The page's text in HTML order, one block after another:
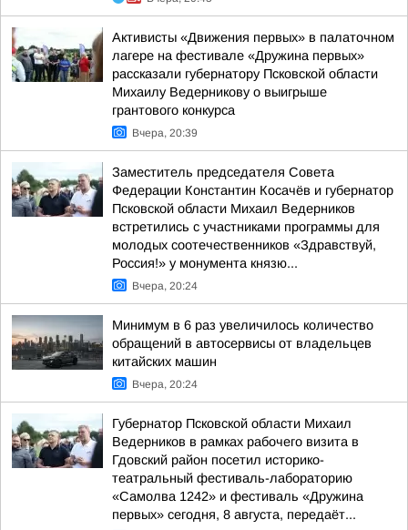
Активисты «Движения первых» в палаточном
лагере на фестивале «Дружина первых»
рассказали губернатору Псковской области
Михаилу Ведерникову о выигрыше
грантового конкурса
Вчера, 20:39
Заместитель председателя Совета
Федерации Константин Косачёв и губернатор
Псковской области Михаил Ведерников
встретились с участниками программы для
молодых соотечественников «Здравствуй,
Россия!» у монумента князю...
Вчера, 20:24
Минимум в 6 раз увеличилось количество
обращений в автосервисы от владельцев
китайских машин
Вчера, 20:24
Губернатор Псковской области Михаил
Ведерников в рамках рабочего визита в
Гдовский район посетил историко-
театральный фестиваль-лабораторию
«Самолва 1242» и фестиваль «Дружина
первых» сегодня, 8 августа, передаёт...